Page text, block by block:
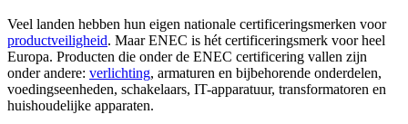
Veel landen hebben hun eigen nationale certificeringsmerken voor
productveiligheid. Maar ENEC is hét certificeringsmerk voor heel
Europa. Producten die onder de ENEC certificering vallen zijn
onder andere: verlichting, armaturen en bijbehorende onderdelen,
voedingseenheden, schakelaars, IT-apparatuur, transformatoren en
huishoudelijke apparaten.